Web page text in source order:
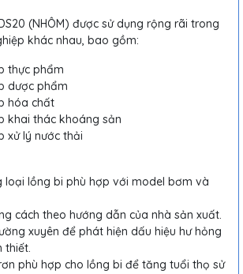
(NHÔM) được sử dụng rộng rãi trong
khác nhau, bao gồm:
thực phẩm
dược phẩm
hóa chất
khai thác khoáng sản
xử lý nước thải
loại lồng bi phù hợp với model bơm và
cách theo hướng dẫn của nhà sản xuất.
xuyên để phát hiện dấu hiệu hư hỏng
thiết.
phù hợp cho lồng bi để tăng tuổi thọ sử